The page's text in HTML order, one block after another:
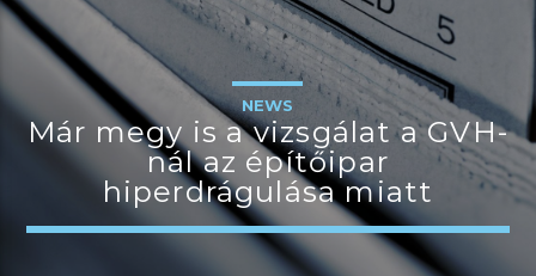
MannaFM
Jota : Áldom
JELENLEGI MŰSOR
MAGYAR ZENEI ÓRA
24:00
NEWS
Már megy is a vizsgálat a GVH-
nál az építőipar
hiperdrágulása miatt